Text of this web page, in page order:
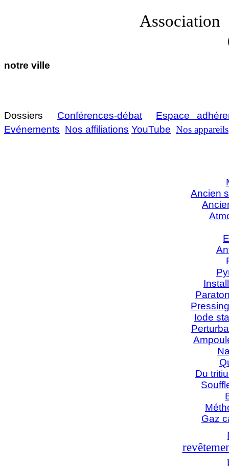
notre ville
Dossiers Conférences-débat
Espace
Evénements Nos affiliations YouTube Nos appareils
Ancien
Iode
Du
Gaz